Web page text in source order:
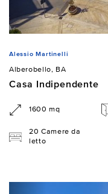
Alessio Martinelli
Alberobello, BA
Casa Indipendente
1600 mq
20 Camere da
letto